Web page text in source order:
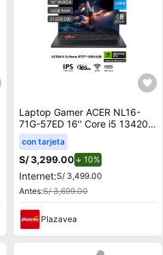
Laptop Gamer ACER NL16-
71G-57ED 16'' Core i5 13420H
16GB 512GB SSD RTX 4050
6GB
con tarjeta
S/ 3,299.00 10%
Internet:S/ 3,499.00
Antes:S/ 3,699.00
Plazavea